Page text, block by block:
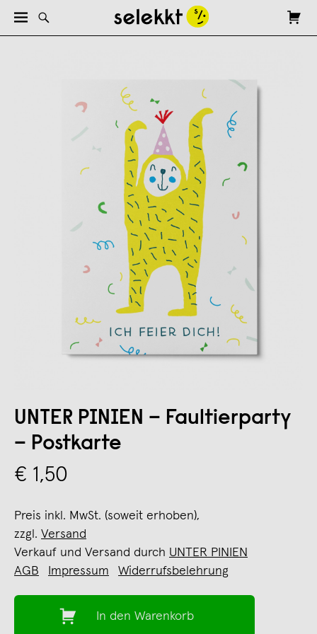
UNTER PINIEN – Faultierparty
– Postkarte
€ 1,50
Preis inkl. MwSt. (soweit erhoben),
zzgl. Versand
Verkauf und Versand durch UNTER PINIEN
AGB
Impressum Widerrufsbelehrung
In den Warenkorb